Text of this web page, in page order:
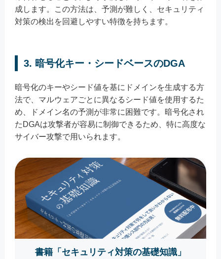
成します。この方法は、予測が難しく、セキュリティ
対策の検出を回避しやすい特徴を持ちます。
3. 暗号化キー・シードベースのDGA
暗号化のキーやシード値を基にドメインを生成する方
法で、マルウェアごとに異なるシード値を使用するた
め、ドメイン名の予測が非常に困難です。暗号化され
たDGAは攻撃者が容易に制御できるため、特に高度な
サイバー攻撃で用いられます。
書籍「セキュリティ対策の基礎知識」